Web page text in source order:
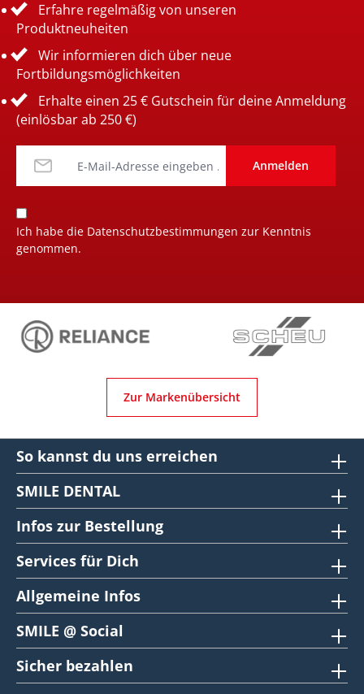
Erfahre regelmäßig von unseren
Produktneuheiten
Wir informieren dich über neue
Fortbildungsmöglichkeiten
Erhalte einen 25 € Gutschein für deine Anmeldung
(einlösbar ab 250 €)
Anmelden
Ich habe die Datenschutzbestimmungen zur Kenntnis
genommen.
Zur Markenübersicht
So kannst du uns erreichen
SMILE DENTAL
Infos zur Bestellung
Services für Dich
Allgemeine Infos
SMILE @ Social
Sicher bezahlen